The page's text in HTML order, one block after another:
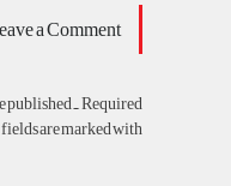
a Comment
published. Required
fields are marked with *